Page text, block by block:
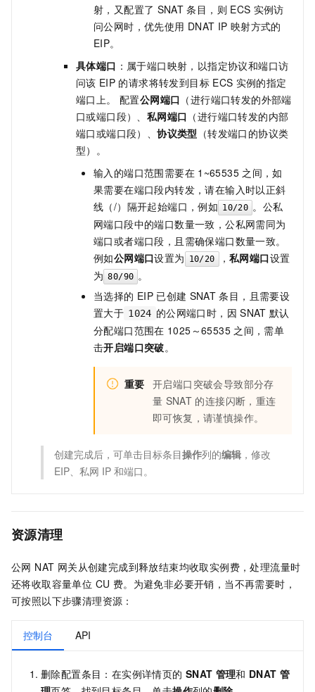
射，又配置了 SNAT 条目，则 ECS 实例访
问公网时，优先使用 DNAT IP 映射方式的
EIP。
具体端口 ：属于端口映射，以指定协议和端口访
问该 EIP 的请求将转发到目标 ECS 实例的指定
端口上。 配置公网端口 （进行端口转发的外部端
口或端口段）、 私网端口 （进行端口转发的内部
端口或端口段）、协议类型 （转发端口的协议类
型）。
输入的端口范围需要在 1~65535 之间，如
果需要在端口段内转发，请在输入时以正斜
线（/）隔开起始端口，例如 10/20 。公私
网端口段中的端口数量一致，公私网需同为
端口或者端口段，且需确保端口数量一致。
例如公网端口设置为 10/20 ，私网端口设置
为 80/90 。
当选择的 EIP 已创建 SNAT 条目，且需要设
置大于 1024 的公网端口时，因 SNAT 默认
分配端口范围在 1025～65535 之间，需单
击开启端口突破。
重要 开启端口突破会导致部分存
量 SNAT 的连接闪断，重连
即可恢复，请谨慎操作。
创建完成后，可单击目标条目操作列的编辑 ，修改
EIP、私网 IP 和端口。
资源清理
公网 NAT 网关从创建完成到释放结束均收取实例费，处理流量时
还将收取容量单位 CU 费。为避免非必要开销，当不再需要时，
可按照以下步骤清理资源：
控制台 API
删除配置条目：在实例详情页的 SNAT 管理和 DNAT 管